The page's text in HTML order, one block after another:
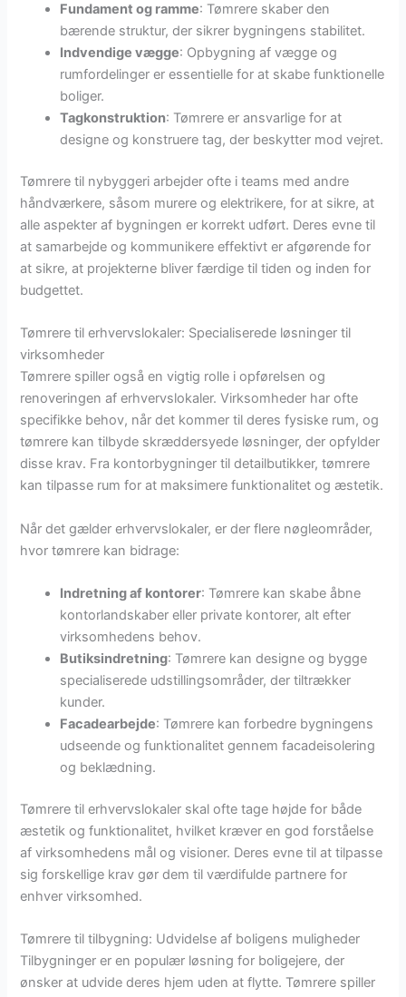
Fundament og ramme: Tømrere skaber den
bærende struktur, der sikrer bygningens stabilitet.
Indvendige vægge: Opbygning af vægge og
rumfordelinger er essentielle for at skabe funktionelle
boliger.
Tagkonstruktion: Tømrere er ansvarlige for at
designe og konstruere tag, der beskytter mod vejret.
Tømrere til nybyggeri arbejder ofte i teams med andre
håndværkere, såsom murere og elektrikere, for at sikre, at
alle aspekter af bygningen er korrekt udført. Deres evne til
at samarbejde og kommunikere effektivt er afgørende for
at sikre, at projekterne bliver færdige til tiden og inden for
budgettet.
Tømrere til erhvervslokaler: Specialiserede løsninger til
virksomheder
Tømrere spiller også en vigtig rolle i opførelsen og
renoveringen af erhvervslokaler. Virksomheder har ofte
specifikke behov, når det kommer til deres fysiske rum, og
tømrere kan tilbyde skræddersyede løsninger, der opfylder
disse krav. Fra kontorbygninger til detailbutikker, tømrere
kan tilpasse rum for at maksimere funktionalitet og æstetik.
Når det gælder erhvervslokaler, er der flere nøgleområder,
hvor tømrere kan bidrage:
Indretning af kontorer: Tømrere kan skabe åbne
kontorlandskaber eller private kontorer, alt efter
virksomhedens behov.
Butiksindretning: Tømrere kan designe og bygge
specialiserede udstillingsområder, der tiltrækker
kunder.
Facadearbejde: Tømrere kan forbedre bygningens
udseende og funktionalitet gennem facadeisolering
og beklædning.
Tømrere til erhvervslokaler skal ofte tage højde for både
æstetik og funktionalitet, hvilket kræver en god forståelse
af virksomhedens mål og visioner. Deres evne til at tilpasse
sig forskellige krav gør dem til værdifulde partnere for
enhver virksomhed.
Tømrere til tilbygning: Udvidelse af boligens muligheder
Tilbygninger er en populær løsning for boligejere, der
ønsker at udvide deres hjem uden at flytte. Tømrere spiller